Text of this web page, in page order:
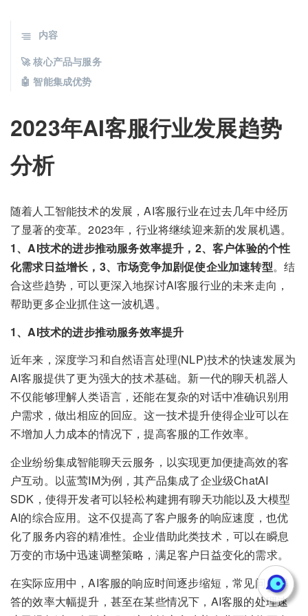
2023年AI客服行业发展趋势
分析
随着人工智能技术的发展，AI客服行业在过去几年中经历
了显著的变革。2023年，行业将继续迎来新的发展机遇。
1、AI技术的进步推动服务效率提升，2、客户体验的个性
化需求日益增长，3、市场竞争加剧促使企业加速转型。结
合这些趋势，可以更深入地探讨AI客服行业的未来走向，
帮助更多企业抓住这一波机遇。
1、AI技术的进步推动服务效率提升
近年来，深度学习和自然语言处理(NLP)技术的快速发展为
AI客服提供了更为强大的技术基础。新一代的聊天机器人
不仅能够理解人类语言，还能在复杂的对话中准确识别用
户需求，做出相应的回应。这一技术提升使得企业可以在
不增加人力成本的情况下，提高客服的工作效率。
企业纷纷集成智能聊天云服务，以实现更加便捷高效的客
户互动。以蓝莺IM为例，其产品集成了企业级ChatAI
SDK，使得开发者可以轻松构建拥有聊天功能以及大模型
AI的综合应用。这不仅提高了客户服务的响应速度，也优
化了服务内容的精准性。企业借助此类技术，可以在瞬息
万变的市场中迅速调整策略，满足客户日益变化的需求。
在实际应用中，AI客服的响应时间逐步缩短，常见问题解
答的效率大幅提升，甚至在某些情况下，AI客服的处理速
内容
🚀 核心产品与服务
🤖 智能集成优势